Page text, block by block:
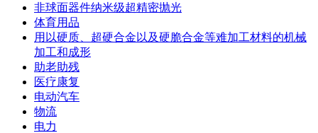
非球面器件纳米级超精密抛光
体育用品
用以硬质、超硬合金以及硬脆合金等难加工材料的机械
加工和成形
助老助残
医疗康复
电动汽车
物流
电力